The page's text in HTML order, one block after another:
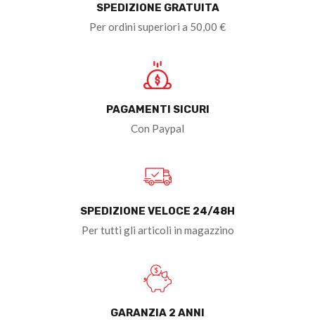
SPEDIZIONE GRATUITA
Per ordini superiori a 50,00 €
PAGAMENTI SICURI
Con Paypal
SPEDIZIONE VELOCE 24/48H
Per tutti gli articoli in magazzino
GARANZIA 2 ANNI